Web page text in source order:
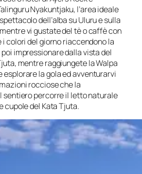
Nyakuntjaku, l’area ideale
dell’alba su Uluru e sulla
vi gustate del tè o caffè con
colori del giorno riaccendono la
impressionare dalla vista del
mentre raggiungete la Walpa
esplorare la gola ed avventurarvi
rocciose che la
sentiero percorre il letto naturale
cupole del Kata Tjuta.